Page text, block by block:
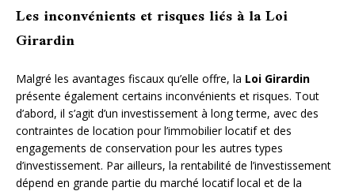
Les inconvénients et risques liés à la Loi
Girardin
Malgré les avantages fiscaux qu’elle offre, la Loi Girardin
présente également certains inconvénients et risques. Tout
d’abord, il s’agit d’un investissement à long terme, avec des
contraintes de location pour l’immobilier locatif et des
engagements de conservation pour les autres types
d’investissement. Par ailleurs, la rentabilité de l’investissement
dépend en grande partie du marché locatif local et de la